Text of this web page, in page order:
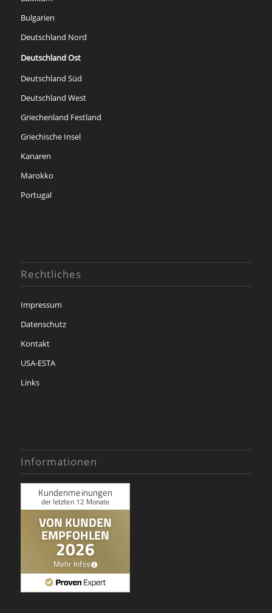
Bulgarien
Deutschland Nord
Deutschland Ost
Deutschland Süd
Deutschland West
Griechenland Festland
Griechische Insel
Kanaren
Marokko
Portugal
Rechtliches
Impressum
Datenschutz
Kontakt
USA-ESTA
Links
Informationen